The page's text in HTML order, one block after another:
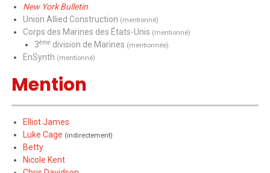
New York Bulletin
Union Allied Construction (mentionné)
Corps des Marines des États-Unis (mentionné)
3èmedivision de Marines (mentionnée)
EnSynth (mentionné)
Mention
Elliot James
Luke Cage (indirectement)
Betty
Nicole Kent